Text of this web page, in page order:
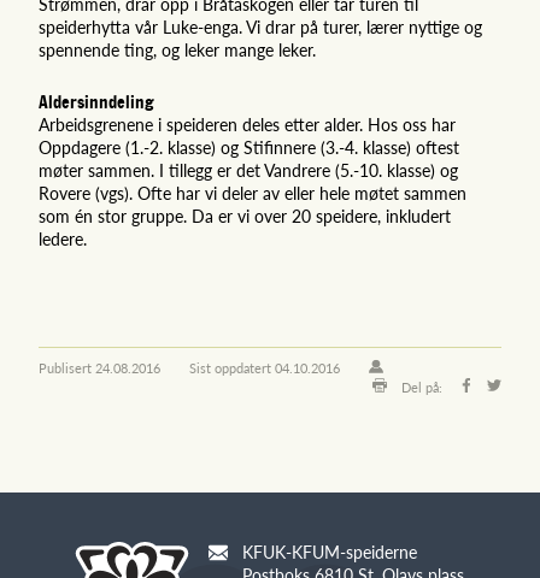
speiderhytta vår Luke-enga. Vi drar på turer, lærer nyttige og
spennende ting, og leker mange leker.
Aldersinndeling
Arbeidsgrenene i speideren deles etter alder. Hos oss har
Oppdagere (1.-2. klasse) og Stifinnere (3.-4. klasse) oftest
møter sammen. I tillegg er det Vandrere (5.-10. klasse) og
Rovere (vgs). Ofte har vi deler av eller hele møtet sammen
som én stor gruppe. Da er vi over 20 speidere, inkludert
ledere.
Publisert 24.08.2016 Sist oppdatert04.10.2016
Del på:
KFUK-KFUM-speiderne